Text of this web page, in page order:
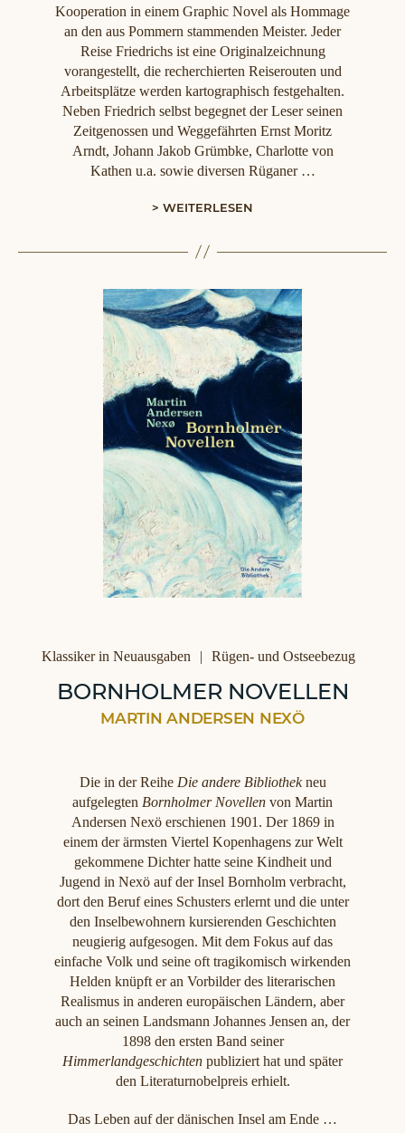
Kooperation in einem Graphic Novel als Hommage
an den aus Pommern stammenden Meister. Jeder
Reise Friedrichs ist eine Originalzeichnung
vorangestellt, die recherchierten Reiserouten und
Arbeitsplätze werden kartographisch festgehalten.
Neben Friedrich selbst begegnet der Leser seinen
Zeitgenossen und Weggefährten Ernst Moritz
Arndt, Johann Jakob Grümbke, Charlotte von
Kathen u.a. sowie diversen Rüganer …
> WEITERLESEN
Kategorien
Klassiker in Neuausgaben Rügen- und Ostseebezug
BORNHOLMER NOVELLEN
MARTIN ANDERSEN NEXÖ
Die in der Reihe Die andere Bibliothekneu
aufgelegten Bornholmer Novellen von Martin
Andersen Nexö erschienen 1901. Der 1869 in
einem der ärmsten Viertel Kopenhagens zur Welt
gekommene Dichter hatte seine Kindheit und
Jugend in Nexö auf der Insel Bornholm verbracht,
dort den Beruf eines Schusters erlernt und die unter
den Inselbewohnern kursierenden Geschichten
neugierig aufgesogen. Mit dem Fokus auf das
einfache Volk und seine oft tragikomisch wirkenden
Helden knüpft er an Vorbilder des literarischen
Realismus in anderen europäischen Ländern, aber
auch an seinen Landsmann Johannes Jensen an, der
1898 den ersten Band seiner
Himmerlandgeschichten publiziert hat und später
den Literaturnobelpreis erhielt.
Das Leben auf der dänischen Insel am Ende …